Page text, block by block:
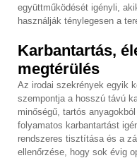
együttműködését igényli,
használják ténylegesen a
Karbantartás,
megtérülés
Az irodai szekrények egyik
szempontja a hosszú távú
minőségű, tartós
folyamatos karbantartást
rendszeres tisztítása és a
ellenőrzése, hogy sok évig